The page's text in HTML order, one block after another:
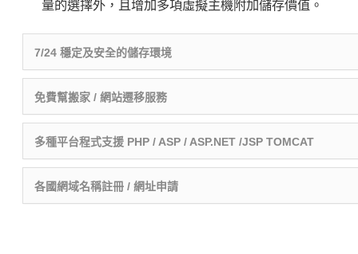
量的選擇外，且增加多項虛擬主機附加儲存價值。
7/24 穩定及安全的儲存環境
免費幫搬家 / 網站遷移服務
多種平台程式支援 PHP / ASP / ASP.NET /JSP TOMCAT
各國網域名稱註冊 / 網址申請